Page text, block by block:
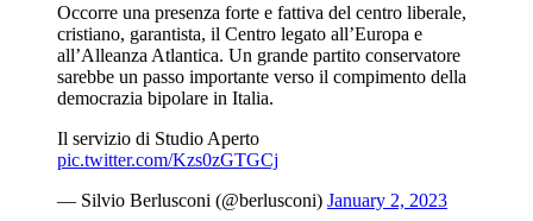
Occorre una presenza forte e fattiva del centro liberale,
cristiano, garantista, il Centro legato all’Europa e
all’Alleanza Atlantica. Un grande partito conservatore
sarebbe un passo importante verso il compimento della
democrazia bipolare in Italia.
Il servizio di Studio Aperto
pic.twitter.com/Kzs0zGTGCj
— Silvio Berlusconi (@berlusconi) January 2, 2023